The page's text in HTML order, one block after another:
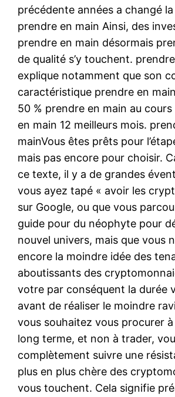
précédente années a changé
prendre en main Ainsi, des
prendre en main désormais
de qualité s’y touchent.
explique notamment que son
caractéristique prendre en
50 % prendre en main au
en main 12 meilleurs mois.
mainVous êtes prêts pour
mais pas encore pour choisir.
ce texte, il y a de grandes
vous ayez tapé « avoir les
sur Google, ou que vous
guide pour du néophyte pour
nouvel univers, mais que vous
encore la moindre idée des
aboutissants des
votre par conséquent la durée
avant de réaliser le moindre
vous souhaitez vous procurer
long terme, et non à trader,
complètement suivre une
plus en plus chère des
vous touchent. Cela signifie